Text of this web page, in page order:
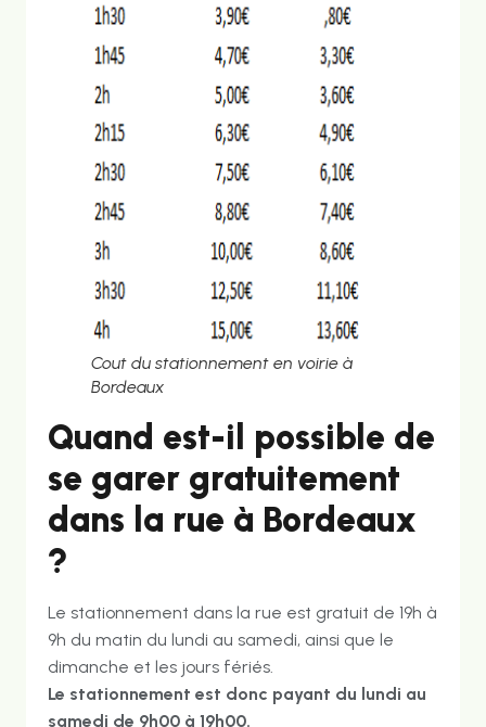
Cout du stationnement en voirie à
Bordeaux
Quand est-il possible de
se garer gratuitement
dans la rue à Bordeaux
?
Le stationnement dans la rue est gratuit de 19h à
9h du matin du lundi au samedi, ainsi que le
dimanche et les jours fériés.
Le stationnement est donc payant du lundi au
samedi de 9h00 à 19h00.